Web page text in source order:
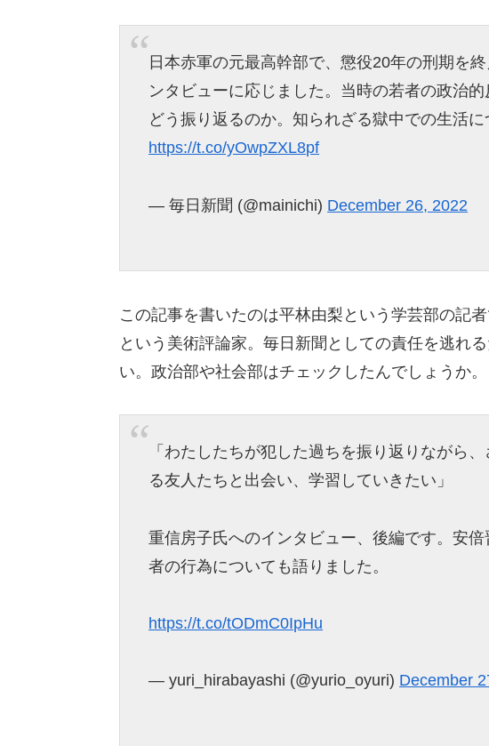
日本赤軍の元最高幹部で、懲役20年の刑期を
ンタビューに応じました。当時の若者の政治
どう振り返るのか。知られざる獄中での生活に
https://t.co/yOwpZXL8pf
— 毎日新聞 (@mainichi) December 26, 2022
この記事を書いたのは平林由梨という学芸部の記
という美術評論家。毎日新聞としての責任を逃れ
い。政治部や社会部はチェックしたんでしょうか。
「わたしたちが犯した過ちを振り返りながら
る友人たちと出会い、学習していきたい」
重信房子氏へのインタビュー、後編です。安
者の行為についても語りました。
https://t.co/tODmC0IpHu
— yuri_hirabayashi (@yurio_oyuri) December